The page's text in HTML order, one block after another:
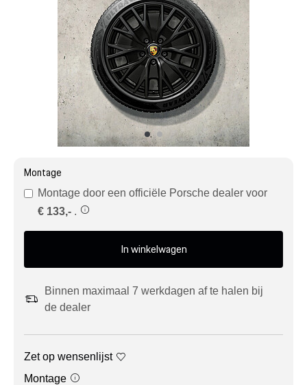
Porsche informatie
Montage
Montage door een officiële Porsche dealer voor
€ 133,- .
In winkelwagen
Binnen maximaal 7 werkdagen af te halen bij
de dealer
Zet op wensenlijst
Montage